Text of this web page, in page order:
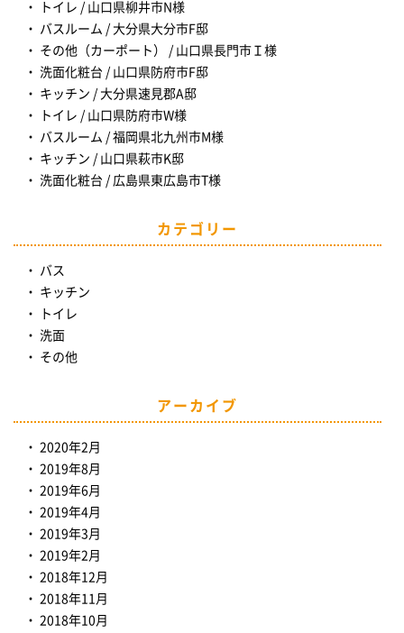
トイレ / 山口県柳井市N様
バスルーム / 大分県大分市F邸
その他（カーポート） / 山口県長門市Ｉ様
洗面化粧台 / 山口県防府市F邸
キッチン / 大分県速見郡A邸
トイレ / 山口県防府市W様
バスルーム / 福岡県北九州市M様
キッチン / 山口県萩市K邸
洗面化粧台 / 広島県東広島市T様
カテゴリー
バス
キッチン
トイレ
洗面
その他
アーカイブ
2020年2月
2019年8月
2019年6月
2019年4月
2019年3月
2019年2月
2018年12月
2018年11月
2018年10月